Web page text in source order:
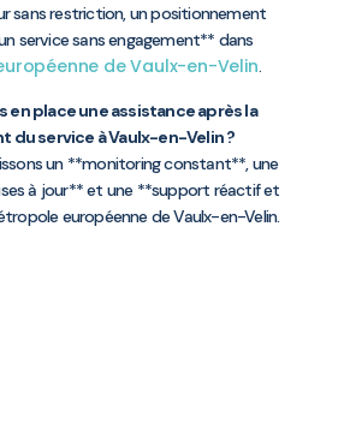
sans restriction, un positionnement
service sans engagement** dans
de Vaulx-en-Velin.
place une assistance après la
du service à Vaulx-en-Velin ?
un **monitoring constant**, une
à jour** et une **support réactif et
européenne de Vaulx-en-Velin.